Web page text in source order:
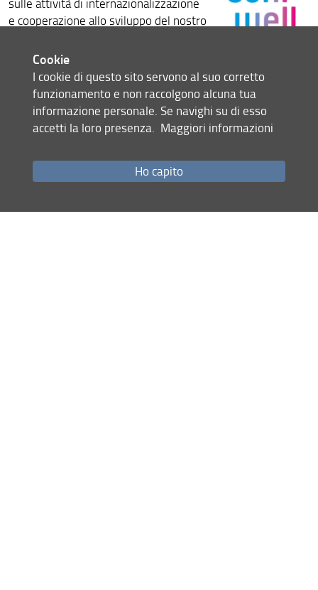
sulle attività di internazionalizzazione
e cooperazione allo sviluppo del nostro
tema organizzato in due panel
discussion con la partecipazione di
importanti relatori del mondo delle
istituzioni, universitario e del terzo
settore.
presso il Campus Scienze Sociali,
Edificio D4 Via delle Pandette 35,
Leggi il programma per saperne di più:
Cookie
I cookie di questo sito servono al suo corretto
funzionamento e non raccolgono alcuna tua
informazione personale. Se navighi su di esso
accetti la loro presenza. Maggiori informazioni
Ho capito